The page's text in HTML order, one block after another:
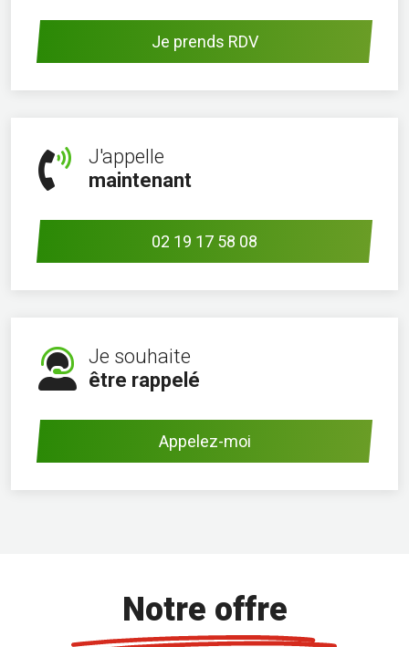
Je prends RDV
J'appelle
maintenant
02 19 17 58 08
Je souhaite
être rappelé
Appelez-moi
Notre offre